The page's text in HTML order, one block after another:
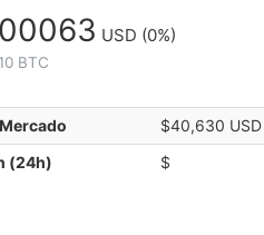
USD (0%)
BTC
$40,630 USD
(24h)
$